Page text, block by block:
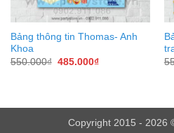
Bảng thông tin Thomas- Anh
Khoa
550.000₫ Giá
485.000₫Giá
Copyright 2015 - 2026